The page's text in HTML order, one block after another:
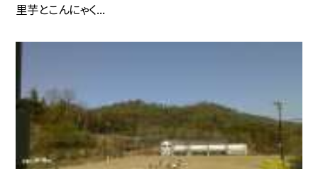
里芋とこんにゃく...